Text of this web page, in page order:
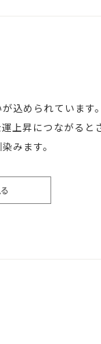
込められています
上昇につながると
みます。